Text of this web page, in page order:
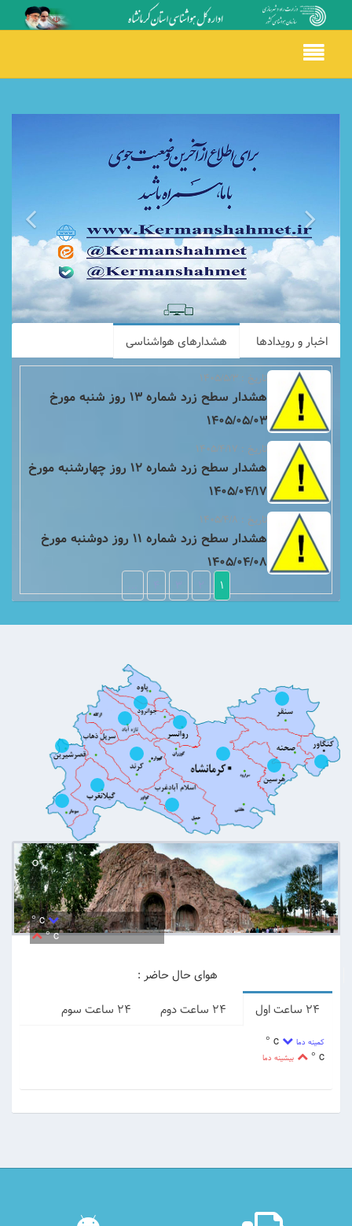
Toggle
navigation
اخبار و رویدادها هشدارهای هواشناسی
تاریخ : ۱۴۰۵/۵/۳
هشدار سطح زرد شماره 13 روز شنبه مورخ
1405/05/03
تاریخ : ۱۴۰۵/۴/۱۷
هشدار سطح زرد شماره 12 روز چهارشنبه مورخ
1405/04/17
تاریخ : ۱۴۰۵/۴/۸
هشدار سطح زرد شماره 11 روز دوشنبه مورخ
1405/04/08
1
°
c °
c °
هوای حال حاضر :
24 ساعت اول
24 ساعت دوم 24 ساعت سوم
کمینه دما
c °
بیشینه دما